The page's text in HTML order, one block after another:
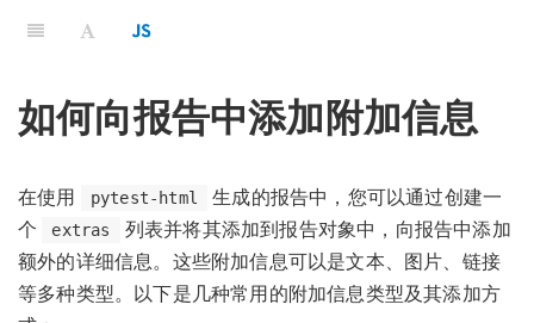
如何向报告中添加附加信息
在使用 pytest-html
生成的报告中，您可以通过创建一
个
extras
列表并将其添加到报告对象中，向报告中添加
额外的详细信息。这些附加信息可以是文本、图片、链接
等多种类型。以下是几种常用的附加信息类型及其添加方